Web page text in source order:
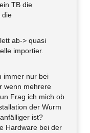
TB die
die
ab-> quasi
importier.
immer nur bei
wenn mehrere
Frag ich mich ob
der Wurm
ist?
Hardware bei der